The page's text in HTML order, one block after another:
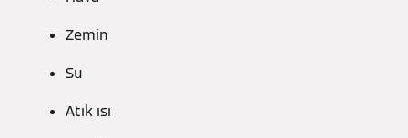
Zemin
Su
Atık ısı